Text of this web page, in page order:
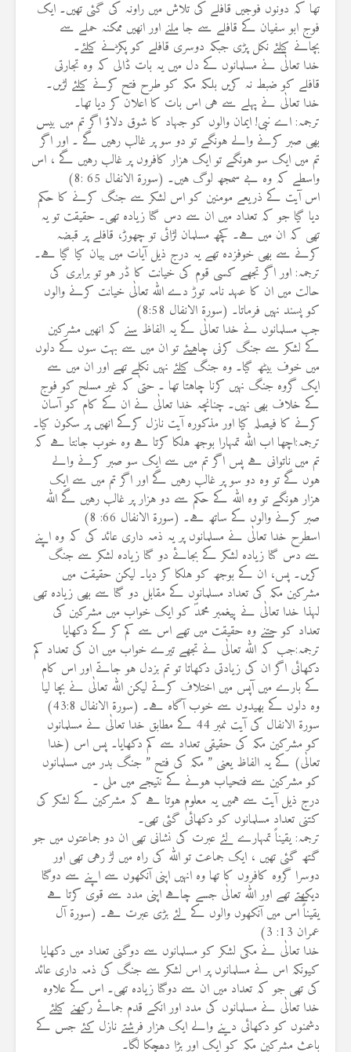
تھا کہ دونوں فوجیں قافلے کی تلاش میں راونہ کی گئی تھیں۔ ایک
فوج ابو سفیان کے قافلے سے جا ملنے اور انھیں ممکنہ حملے سے
بچانے کیلئے نکل پڑی جبکہ دوسری قافلے کو پکڑنے کیلئے۔
خدا تعالٰی نے مسلمانوں کے دل میں یہ بات ڈالی کہ وہ تجارتی
قافلے کو ضبط نہ کریں بلکہ مکہ کو طرح فتح کرنے کیلئے لڑیں۔
خدا تعالٰی نے پہلے سے ہی اس بات کا اعلان کر دیا تھا۔
ترجمہ: اے نبی! ایمان والوں کو جہاد کا شوق دلاؤ اگر تم میں بیس
بھی صبر کرنے والے ہونگے تو دو سو پر غالب رہیں گے ۔ اور اگر
تم میں ایک سو ہونگے تو ایک ہزار کافروں پر غالب رہیں گے ، اس
واسطے کہ وہ بے سمجھ لوگ ہیں۔ (سورة الانفال 65 :8)
اس آیت کے ذریعے مومنین کو اس لشکر سے جنگ کرنے کا حکم
دیا گیا جو کہ تعداد میں ان سے دس گنا زیادہ تھی۔ حقیقت تو یہ
تھی کہ ان میں ہے۔ کچھ مسلمان لڑائی تو چھوڑ، قافلے پر قبضہ
کرنے سے بھی خوفزدہ تھے یہ درج ذیل آیات میں بیان کیا گیا ہے۔
ترجمہ: اور اگر تجھے کسی قوم کی خیانت کا ڈر ہو تو برابری کی
حالت میں ان کا عہد نامہ توڑ دے اللہ تعالٰی خیانت کرنے والوں
کو پسند نہیں فرماتا۔ (سورۃ الانفال 8:58)
جب مسلمانوں نے خدا تعالٰی کے یہ الفاظ سنے کہ انھیں مشرکین
کے لشکر سے جنگ کرنی چاہیئے تو ان میں سے بہت سوں کے دلوں
میں خوف بيٹھ گیا۔ وہ جنگ کیلئے نہیں نکلے تھے اور ان میں سے
ایک گروہ جنگ نہیں کرنا چاہتا تھا ۔ حتیٰ کہ غیر مسلح کو فوج
کے خلاف بھی نہیں۔ چنانچہ خدا تعالٰی نے ان کے کام کو آسان
کرنے کا فیصلہ کیا اور مذکورہ آیت نازل کرکے انھیں پر سکون کیا۔
ترجمہ:اچھا اب اللہ تمہارا بوجھ ہلکا کرتا ہے وہ خوب جانتا ہے کہ
تم میں ناتوانی ہے پس اگر تم میں سے ایک سو صبر کرنے والے
ہوں گے تو وہ دو سو پر غالب رہیں گے اور اگر تم میں سے ایک
ہزار ہونگے تو وہ اللہ کے حکم سے دو ہزار پر غالب رہیں گے اللہ
صبر کرنے والوں کے ساتھ ہے۔ (سورة الانفال 66: 8)
اسطرح خدا تعالٰی نے مسلمانوں پر یہ ذمہ داری عائد کی کہ وہ اپنے
سے دس گنا زيادہ لشکر کے بجائے دو گنا زیادہ لشکر سے جنگ
کریں۔ پس، ان کے بوجھ کو ہلکا کر دیا۔ لیکن حقیقت میں
مشرکین مکہ کی تعداد مسلمانوں کے مقابل دو گنا سے بھی زیادہ تھی
لہذا خدا تعالٰی نے پیغمبر محمدؐ کو ایک خواب میں مشرکین کی
تعداد کو جتنے وہ حقیقت میں تھے اس سے کم کر کے دکھایا
ترجمہ:جب کہ اللہ تعالٰی نے تجھے تیرے خواب میں ان کی تعداد کم
دکھائی اگر ان کی زیادتی دکھاتا تو تم بزدل ہو جاتے اور اس کام
کے بارے میں آپس میں اختلاف کرتے لیکن اللہ تعالٰی نے بچا لیا
وہ دلوں کے بھیدوں سے خوب آگاہ ہے۔ (سورة الانفال 43:8)
سورة الانفال کی آیت نمبر 44 کے مطابق خدا تعالٰی نے مسلمانوں
کو مشرکین مکہ کی حقیقی تعداد سے کم دکھایا۔ پس اس (خدا
تعالٰی) کے یہ الفاظ یعنی ” مکہ کی فتح ” جنگ بدر میں مسلمانوں
کو مشرکین سے فتحياب ہونے کے نتیجے میں ملی ۔
درج ذیل آیت سے ہمیں یہ معلوم ہوتا ہے کہ مشرکین کے لشکر کی
کتنی تعداد مسلمانوں کو دکھائی گئی تھی۔
ترجمہ: یقیناً تمہارے لئے عبرت کی نشانی تھی ان دو جماعتوں میں جو
گتھ گئی تھیں ، ایک جماعت تو اللہ کی راہ میں لڑ رہی تھی اور
دوسرا گروہ کافروں کا تھا وہ انہیں اپنی آنکھوں سے اپنے سے دوگنا
دیکھتے تھے اور اللہ تعالٰی جسے چاہے اپنی مدد سے قوی کرتا ہے
یقیناً اس میں آنکھوں والوں کے لئے بڑی عبرت ہے۔ (سورة آل
عمران 13: 3)
خدا تعالٰی نے مکی لشکر کو مسلمانوں سے دوگنی تعداد میں دکھایا
کیونکہ اس نے مسلمانوں پر اس لشکر سے جنگ کی ذمہ داری عائد
کی تھی جو کہ تعداد میں ان سے دوگنا زیادہ تھی۔ اس کے علاوہ
خدا تعالٰی نے مسلمانوں کی مدد اور انکے قدم جمائے رکھنے کیلئے
دشمنوں کو دکھائی دینے والے ایک ہزار فرشتے نازل کئے جس کے
باعث مشرکین مکہ کو ایک اور بڑا دھچکا لگا۔